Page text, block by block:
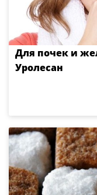
Для почек и
Уролесан